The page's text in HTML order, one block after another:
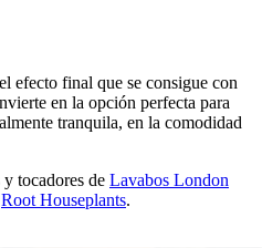
efecto final que se consigue con
en la opción perfecta para
tranquila, en la comodidad
tocadores de Lavabos London
Root Houseplants.